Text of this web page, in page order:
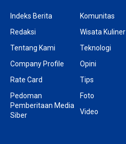
Indeks Berita
Redaksi
Tentang Kami
Company Profile
Rate Card
Pedoman
Pemberitaan Media
Siber
Komunitas
Wisata Kuliner
Teknologi
Opini
Tips
Foto
Video